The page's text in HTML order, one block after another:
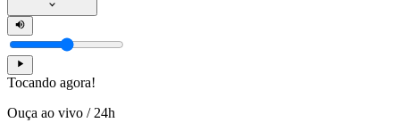
Tocando agora!
Ouça ao vivo / 24h